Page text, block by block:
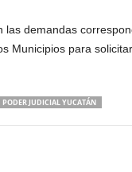
demandas
Municipios para
PODER JUDICIAL YUCATÁN